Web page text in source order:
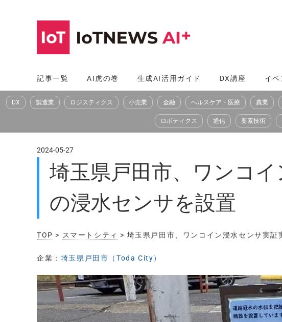
へ
ス
記事一覧 AI虎の巻 生成AI活用ガイド DX講座 イベ
DX 製造業 ロジスティクス 小売業 金融 ヘルスケア・医療 農業
ロボティクス 通信 要素技術
2024-05-27
埼玉県戸田市、ワンコ
の浸水センサを設置
TOP > スマートシティ > 埼玉県戸田市、ワンコイン浸水センサ実
企業： 埼玉県戸田市（Toda City）